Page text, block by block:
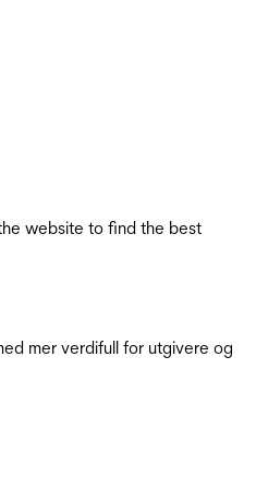
website to find the best
mer verdifull for utgivere og